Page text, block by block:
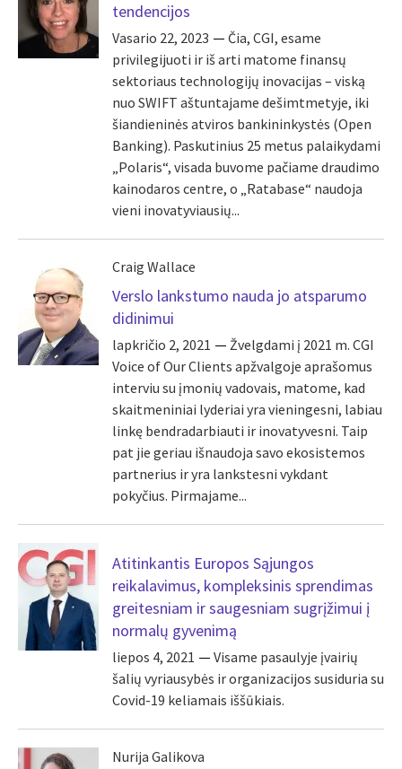
tendencijos
Vasario 22, 2023
Čia, CGI, esame
privilegijuoti ir iš arti matome finansų
sektoriaus technologijų inovacijas – viską
nuo SWIFT aštuntajame dešimtmetyje, iki
šiandieninės atviros bankininkystės (Open
Banking). Paskutinius 25 metus palaikydami
„Polaris“, visada buvome pačiame draudimo
kainodaros centre, o „Ratabase“ naudoja
vieni inovatyviausių...
Craig Wallace
Verslo lankstumo nauda jo atsparumo
didinimui
lapkričio 2, 2021
Žvelgdami į 2021 m. CGI
Voice of Our Clients apžvalgoje aprašomus
interviu su įmonių vadovais, matome, kad
skaitmeniniai lyderiai yra vieningesni, labiau
linkę bendradarbiauti ir inovatyvesni. Taip
pat jie geriau išnaudoja savo ekosistemos
partnerius ir yra lankstesni vykdant
pokyčius. Pirmajame...
Atitinkantis Europos Sąjungos
reikalavimus, kompleksinis sprendimas
greitesniam ir saugesniam sugrįžimui į
normalų gyvenimą
liepos 4, 2021
Visame pasaulyje įvairių
šalių vyriausybės ir organizacijos susiduria su
Covid-19 keliamais iššūkiais.
Nurija Galikova